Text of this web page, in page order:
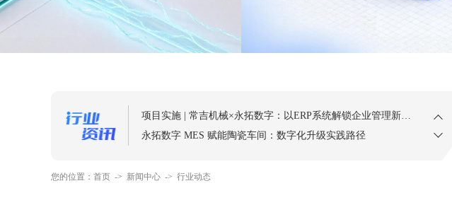
从“盲目数字化”到“精益数字化”：陶瓷行业转型的破局路径
联袂启动 | 新锐×策锐×永拓，数字化项目一体化升级
三城×三业×三方案，永拓数字交出制造业转型的三月答卷
项目实施 | 常吉机械×永拓数字：以ERP系统解锁企业管理新境界
永拓数字 MES 赋能陶瓷车间：数字化升级实践路径
永拓数字|2025年国庆中秋双节放假通知
您的位置： 首页 -> 新闻中心 -> 行业动态